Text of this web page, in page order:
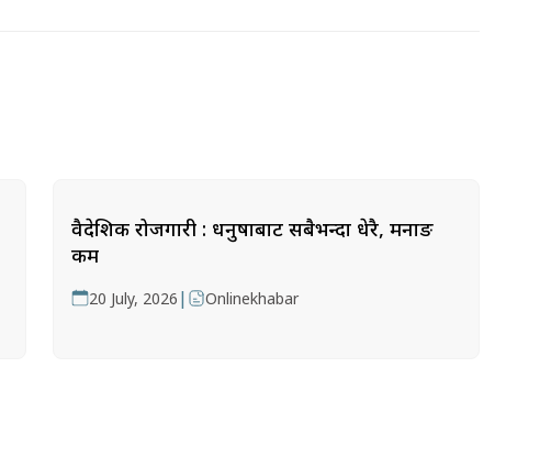
वैदेशिक रोजगारी : धनुषाबाट सबैभन्दा धेरै, मनाङ
कम
20 July, 2026 | Onlinekhabar